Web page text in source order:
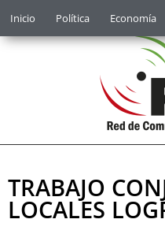
Inicio Política Economía
TRABAJO
LOCALES